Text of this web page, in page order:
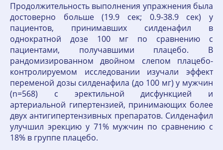
Продолжительность выполнения упражнения была
достоверно больше (19.9 сек; 0.9-38.9 сек) у
пациентов, принимавших силденафил в
однократной дозе 100 мг по сравнению с
пациентами, получавшими плацебо. В
рандомизированном двойном слепом плацебо-
контролируемом исследовании изучали эффект
переменой дозы силденафила (до 100 мг) у мужчин
(n=568) с эректильной дисфункцией и
артериальной гипертензией, принимающих более
двух антигипертензивных препаратов. Силденафил
улучшил эрекцию у 71% мужчин по сравнению с
18% в группе плацебо.